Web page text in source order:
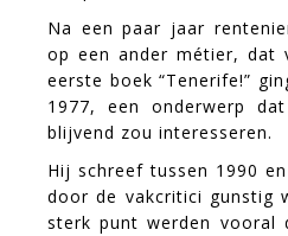
Na een paar jaar
op een ander métier, dat
eerste boek “Tenerife!”
1977, een onderwerp
blijvend zou interesseren.
Hij schreef tussen 1990
door de vakcritici gunstig
sterk punt werden vooral